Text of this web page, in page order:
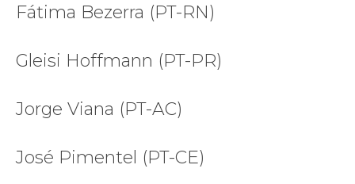
Fátima Bezerra (PT-RN)
Gleisi Hoffmann (PT-PR)
Jorge Viana (PT-AC)
José Pimentel (PT-CE)